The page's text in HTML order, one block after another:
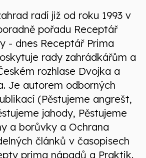
radí již od roku 1993 v
pořadu Receptář
- dnes Receptář Prima
rady zahrádkářům a
rozhlase Dvojka a
Je autorem odborných
(Pěstujeme angrešt,
jahody, Pěstujeme
a borůvky a Ochrana
článků v časopisech
prima nápadů a Praktik.